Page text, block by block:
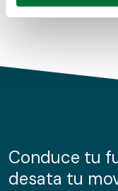
Obtenga más
de cookies.
información sobre el
nuestros partners
Conduce tu
desata tu